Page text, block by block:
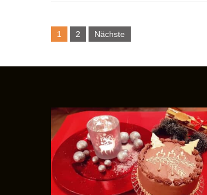
Seitennummerierung
der
1 2 Nächste